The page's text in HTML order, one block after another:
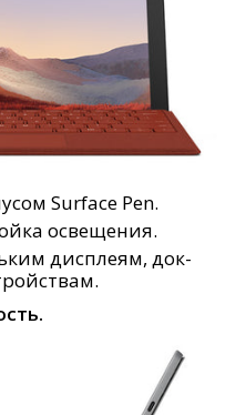
Surface Pen.
освещения.
дисплеям, док-